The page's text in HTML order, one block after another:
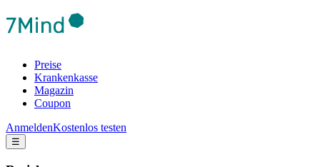
Preise
Krankenkasse
Magazin
Coupon
AnmeldenKostenlos testen
☰